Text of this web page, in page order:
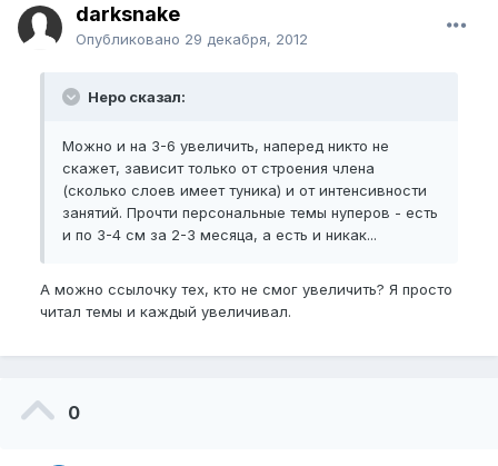
darksnake
Опубликовано 29 декабря, 2012
Неро сказал:
Можно и на 3-6 увеличить, наперед никто не
скажет, зависит только от строения члена
(сколько слоев имеет туника) и от интенсивности
занятий. Прочти персональные темы нуперов - есть
и по 3-4 см за 2-3 месяца, а есть и никак...
А можно ссылочку тех, кто не смог увеличить? Я просто
читал темы и каждый увеличивал.
0